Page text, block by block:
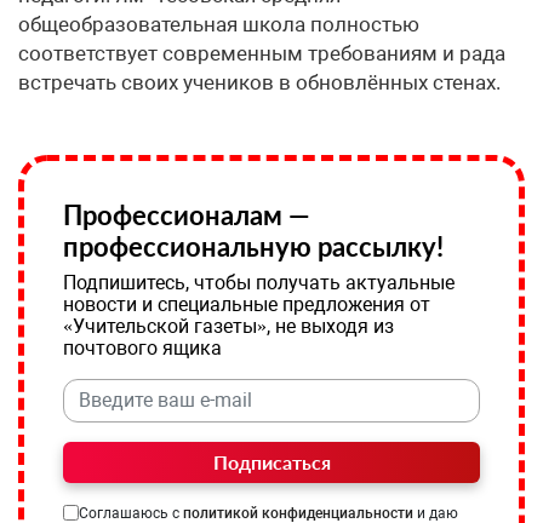
общеобразовательная школа полностью
соответствует современным требованиям и рада
встречать своих учеников в обновлённых стенах.
Профессионалам —
профессиональную рассылку!
Подпишитесь, чтобы получать актуальные
новости и специальные предложения от
«Учительской газеты», не выходя из
почтового ящика
Подписаться
Соглашаюсь с политикой конфиденциальности и даю